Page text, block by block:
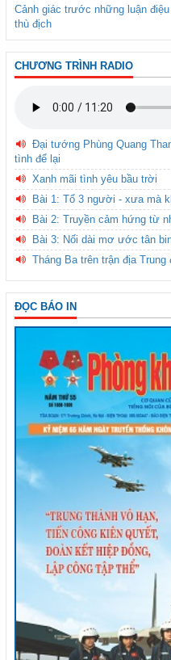
Cảnh giác trước những luận
thù địch
CHƯƠNG TRÌNH RADIO
Đại tướng Phùng Quang
tình để lại
Xanh mãi tình yêu bầu trời
Bài 1: Tổ 3 người - xưa mà
Bài 2: Truyền cảm hứng từ
Bài 3: Nối dài mơ ước tân
Tháng Ba trên trận địa Trung
ĐỌC BÁO IN